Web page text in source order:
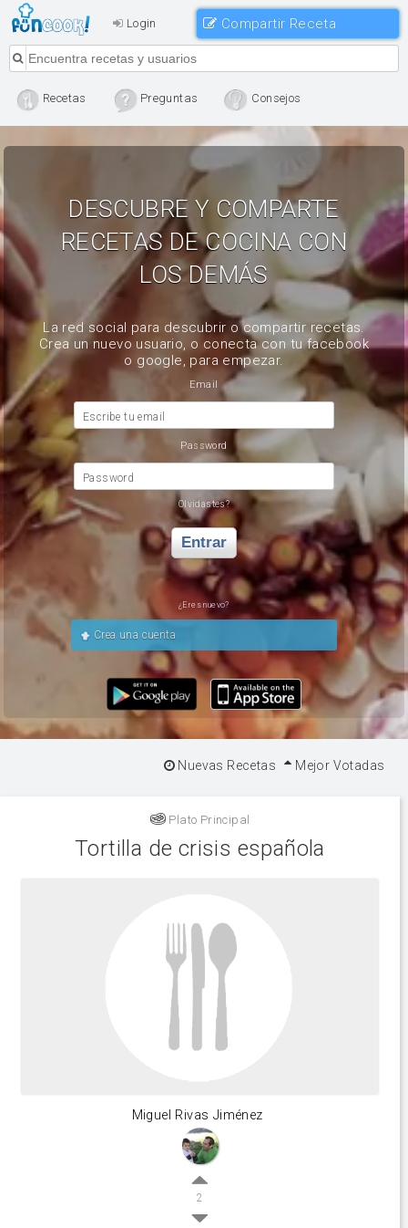
Login
Recetas Preguntas Consejos
DESCUBRE Y COMPARTE
RECETAS DE COCINA CON
LOS DEMÁS
La red social para descubrir o compartir recetas.
Crea un nuevo usuario, o conecta con tu facebook
o google, para empezar.
Email
Escribe tu email
Password
Password
Olvidastes?
Entrar
¿Eres nuevo?
Crea una cuenta
Compartir Receta
Nuevas Recetas Mejor Votadas
Plato Principal
Tortilla de crisis española
Miguel Rivas Jiménez
2